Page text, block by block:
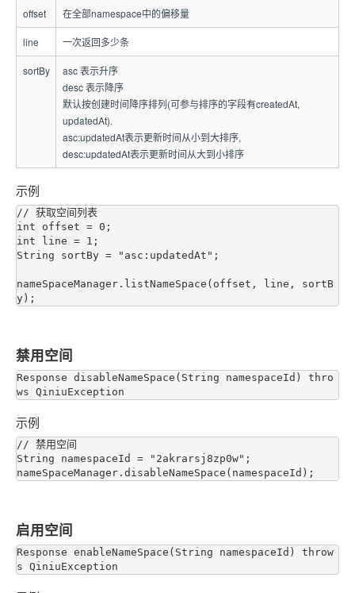
offset 在全部namespace中的偏移量
line 一次返回多少条
sortBy
asc 表示升序
desc 表示降序
默认按创建时间降序排列(可参与排序的字段有createdAt,
updatedAt).
asc:updatedAt表示更新时间从小到大排序,
desc:updatedAt表示更新时间从大到小排序
示例
// 获取空间列表
int offset = 0;
int line = 1;
String sortBy = "asc:updatedAt";
nameSpaceManager.listNameSpace(offset, line, sortB
禁用空间
Response disableNameSpace(String namespaceId) thro
示例
// 禁用空间
String namespaceId = "2akrarsj8zp0w";
启用空间
Response enableNameSpace(String namespaceId) throw